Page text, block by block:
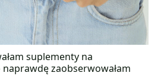
suplementy na
zaobserwowałam